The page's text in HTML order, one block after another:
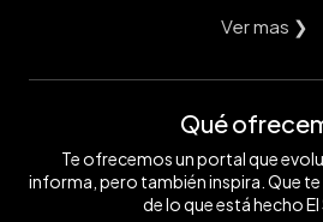
Ver mas ❯
Qué
Te ofrecemos un portal que
informa, pero también inspira. Que
de lo que está hecho El